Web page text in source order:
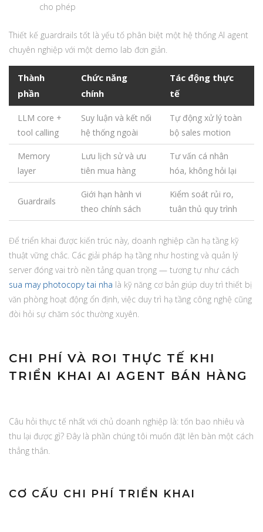
cho phép
Thiết kế guardrails tốt là yếu tố phân biệt một hệ thống AI agent
chuyên nghiệp với một demo lab đơn giản.
Thành
phần
Chức năng
chính
Tác động thực
tế
LLM core +
tool calling
Suy luận và kết nối
hệ thống ngoài
Tự động xử lý toàn
bộ sales motion
Memory
layer
Lưu lịch sử và ưu
tiên mua hàng
Tư vấn cá nhân
hóa, không hỏi lại
Guardrails
Giới hạn hành vi
theo chính sách
Kiểm soát rủi ro,
tuân thủ quy trình
Để triển khai được kiến trúc này, doanh nghiệp cần hạ tầng kỹ
thuật vững chắc. Các giải pháp hạ tầng như hosting và quản lý
server đóng vai trò nền tảng quan trọng — tương tự như cách
sua may photocopy tai nha là kỹ năng cơ bản giúp duy trì thiết bị
văn phòng hoạt động ổn định, việc duy trì hạ tầng công nghệ cũng
đòi hỏi sự chăm sóc thường xuyên.
CHI PHÍ VÀ ROI THỰC TẾ KHI
TRIỂN KHAI AI AGENT BÁN HÀNG
Câu hỏi thực tế nhất với chủ doanh nghiệp là: tốn bao nhiêu và
thu lại được gì? Đây là phần chúng tôi muốn đặt lên bàn một cách
thẳng thắn.
CƠ CẤU CHI PHÍ TRIỂN KHAI